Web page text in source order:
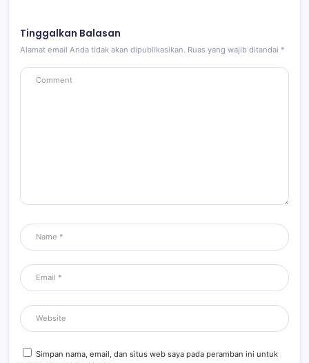
Tinggalkan Balasan
Alamat email Anda tidak akan dipublikasikan. Ruas yang wajib ditandai *
Simpan nama, email, dan situs web saya pada peramban ini untuk